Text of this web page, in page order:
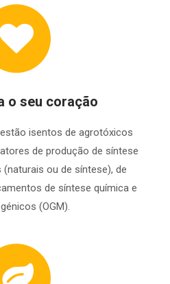
o seu coração
isentos de agrotóxicos
de produção de síntese
ou de síntese), de
de síntese química e
(OGM).